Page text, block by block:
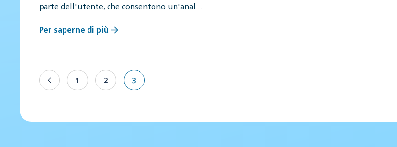
parte dell'utente, che consentono un'anal…
Per saperne di più
1 2 3